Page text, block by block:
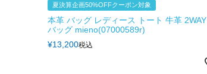
夏決算企画50%OFFクーポン対象
本革 バッグ レディース トート 牛革 2WAY
バッグ mieno(07000589r)
¥13,200税込